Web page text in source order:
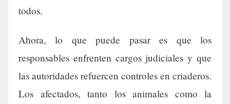
todos.
Ahora, lo que puede pasar es que los
responsables enfrenten cargos judiciales y que
las autoridades refuercen controles en criaderos.
Los afectados, tanto los animales como la